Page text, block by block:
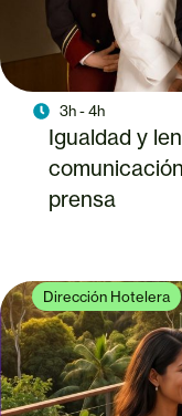
3h - 4h
Igualdad y
prensa
Dirección Hotelera